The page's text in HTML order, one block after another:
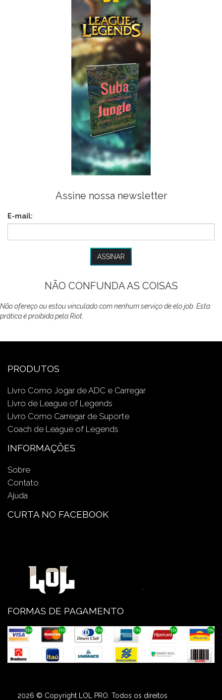
Assine nossa newsletter
E-mail:
NÃO CONFUNDA AS COISAS
Não ofereço ou estou vinculado com nenhum serviço de elo job. Esta
prática é proibida pela Riot.
PRODUTOS
Livro Como Jogar de ADC e Carregar
Livro de League of Legends
Livro Como Carregar de Suporte
Coach de League of Legends
INFORMAÇÕES
Sobre
Contato
Ajuda
CURTA NO FACEBOOK
FORMAS DE PAGAMENTO
2026 © Copyright LOL PRO. Todos os direitos